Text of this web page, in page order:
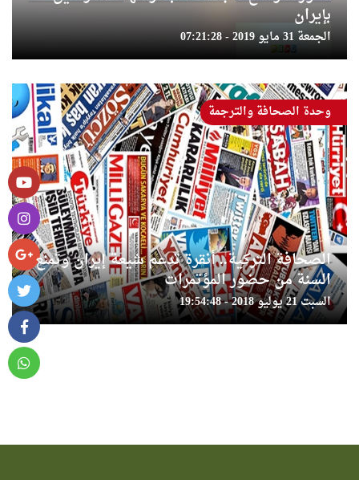
بإيران
الجمعة 31 مايو 2019 - 07:21:28
الصحافة التركية.. أنقرة تدعم شيعة إيران وتمنع
السنة من حضور المؤتمرات
السبت 21 يوليو 2018 - 19:54:48
وحدة الصحافة والترجمة